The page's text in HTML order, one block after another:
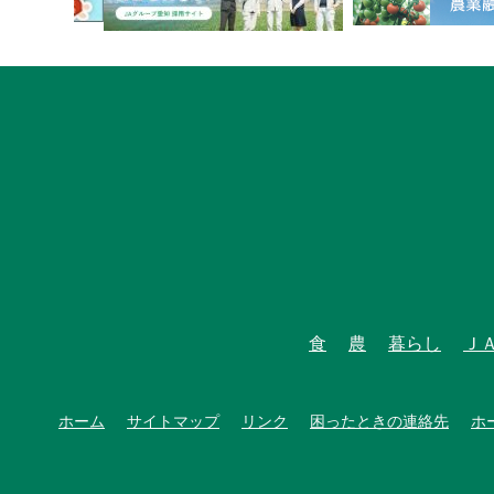
食 農 暮らし Ｊ
ホーム サイトマップ リンク 困ったときの連絡先 ホ